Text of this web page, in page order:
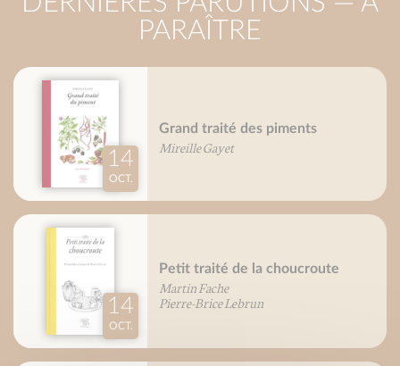
PARAÎTRE
14
OCT.
Grand traité des piments
Mireille Gayet
14
OCT.
Petit traité de la choucroute
Martin Fache
Pierre-Brice Lebrun